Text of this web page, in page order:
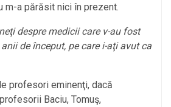
m-a părăsit nici în prezent.
despre medicii care v-au fost
de început, pe care i-aţi avut ca
profesori eminenţi, dacă
Baciu, Tomuş,